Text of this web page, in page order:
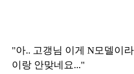
"아.. 고갱님 이게 N모델이
이랑 안맞네요..."